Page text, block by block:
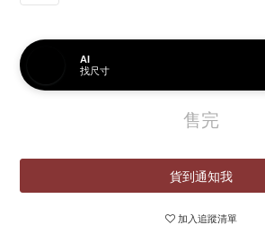
AI
找尺寸
售完
貨到通知我
加入追蹤清單